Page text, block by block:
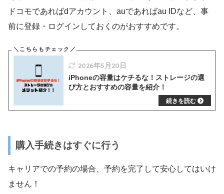
ドコモであればdアカウント、auであればau IDなど、事
前に登録・ログインしておくのがおすすめです。
2026年5月20日
iPhoneの容量はケチるな！ストレージの選
び方とおすすめの容量を紹介！
購入手続きはすぐに行う
キャリアでの予約の場合、予約を完了して安心してはいけ
ません！